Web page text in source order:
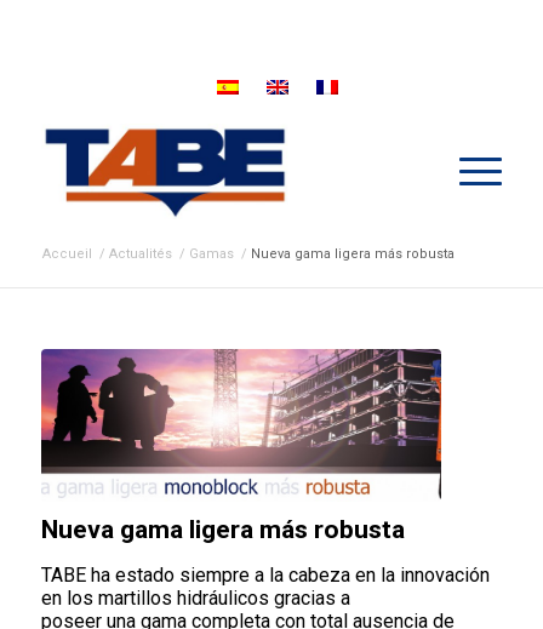
Accueil / Actualités / Gamas / Nueva gama ligera más robusta
Nueva gama ligera más robusta
TABE ha estado siempre a la cabeza en la innovación
en los martillos hidráulicos gracias a
poseer una gama completa con total ausencia de